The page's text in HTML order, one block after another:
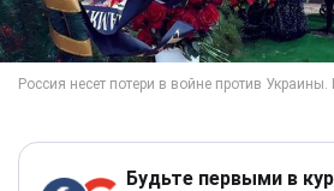
Будьте первыми в